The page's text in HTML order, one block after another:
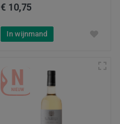
€ 10,75
In wijnmand